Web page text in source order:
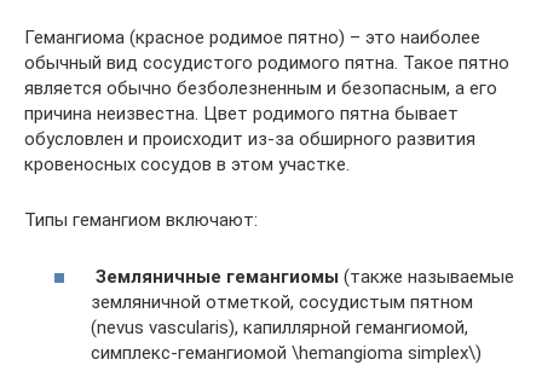
Гемангиома (красное родимое пятно) – это наиболее
обычный вид сосудистого родимого пятна. Такое пятно
является обычно безболезненным и безопасным, а его
причина неизвестна. Цвет родимого пятна бывает
обусловлен и происходит из-за обширного развития
кровеносных сосудов в этом участке.
Типы гемангиом включают:
Земляничные гемангиомы (также называемые
земляничной отметкой, сосудистым пятном
(nevus vascularis), капиллярной гемангиомой,
симплекс-гемангиомой \hemangioma simplex\)